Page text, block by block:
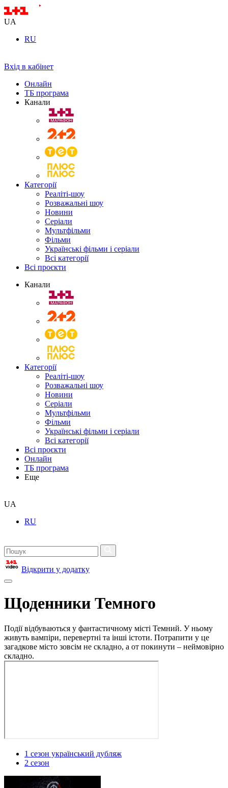
UA
RU
Вхід в кабінет
Онлайн
ТБ програма
Канали
Категорії
Реаліті-шоу
Розважальні шоу
Новини
Серіали
Мультфільми
Фільми
Українські фільми і серіали
Всі категорії
Всі проєкти
Канали
Категорії
Реаліті-шоу
Розважальні шоу
Новини
Серіали
Мультфільми
Фільми
Українські фільми і серіали
Всі категорії
Всі проєкти
Онлайн
ТБ програма
Еще
UA
RU
Відкрити у додатку
Щоденники Темного
Події відбуваються у фантастичному місті Темний. У ньому
живуть вампіри, перевертні та інші істоти. Потрапити у це
загадкове місто зовсім не складно, а от покинути – неймовірно
складно.
1 сезон український дубляж
2 сезон